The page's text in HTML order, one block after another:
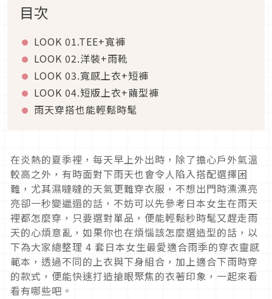
目次
LOOK 01.TEE+寬褲
LOOK 02.洋裝+雨靴
LOOK 03.寬感上衣+短褲
LOOK 04.短版上衣+繭型褲
雨天穿搭也能輕鬆時髦
在炎熱的夏季裡，每天早上外出時，除了擔心戶外氣溫
較高之外，有時面對下雨天也會令人陷入搭配選擇困
難，尤其濕噠噠的天氣更難穿衣服，不想出門時漂漂亮
亮卻一秒變邋遢的話，不妨可以先參考日本女生在雨天
裡都怎麼穿，只要選對單品，便能輕鬆秒時髦又趕走雨
天的心煩意亂，如果你也在煩惱該怎麼選造型的話，以
下為大家總整理 4 套日本女生最愛適合雨季的穿衣靈感
範本，透過不同的上衣與下身組合，加上適合下雨時穿
的款式，便能快速打造搶眼聚焦的衣著印象，一起來看
看有哪些吧。